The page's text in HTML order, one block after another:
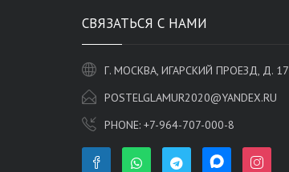
СВЯЗАТЬСЯ С НАМИ
Г. МОСКВА, ИГАРСКИЙ ПРОЕЗД, Д. 17
POSTELGLAMUR2020@YANDEX.RU
PHONE: +7-964-707-000-8